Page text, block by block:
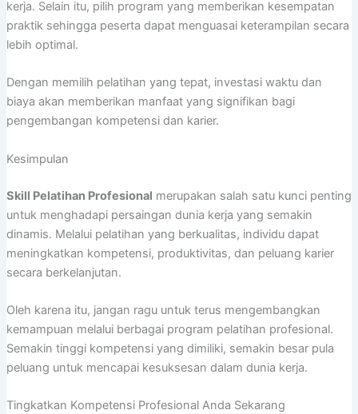
kerja. Selain itu, pilih program yang memberikan kesempatan
praktik sehingga peserta dapat menguasai keterampilan secara
lebih optimal.
Dengan memilih pelatihan yang tepat, investasi waktu dan
biaya akan memberikan manfaat yang signifikan bagi
pengembangan kompetensi dan karier.
Kesimpulan
Skill Pelatihan Profesional merupakan salah satu kunci penting
untuk menghadapi persaingan dunia kerja yang semakin
dinamis. Melalui pelatihan yang berkualitas, individu dapat
meningkatkan kompetensi, produktivitas, dan peluang karier
secara berkelanjutan.
Oleh karena itu, jangan ragu untuk terus mengembangkan
kemampuan melalui berbagai program pelatihan profesional.
Semakin tinggi kompetensi yang dimiliki, semakin besar pula
peluang untuk mencapai kesuksesan dalam dunia kerja.
Tingkatkan Kompetensi Profesional Anda Sekarang